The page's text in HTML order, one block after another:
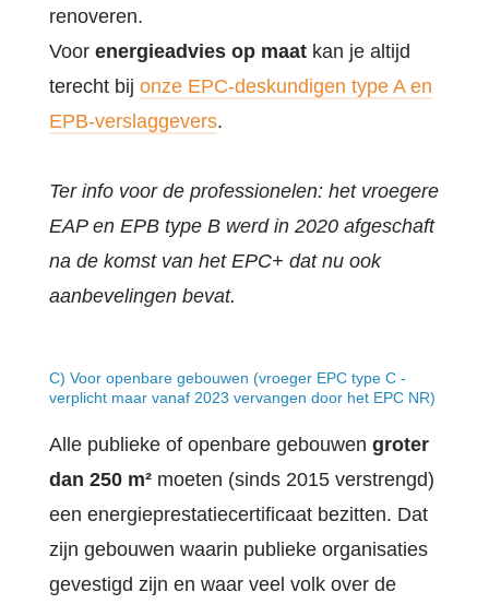
renoveren.
Voor energieadvies op maatkan je altijd
terecht bij onze EPC-deskundigen type A en
EPB-verslaggevers.
Ter info voor de professionelen: het vroegere
EAP en EPB type B werd in 2020 afgeschaft
na de komst van het EPC+ dat nu ook
aanbevelingen bevat.
C) Voor openbare gebouwen (vroeger EPC type C -
verplicht maar vanaf 2023 vervangen door het EPC NR)
Alle publieke of openbare gebouwen groter
dan 250 m²moeten (sinds 2015 verstrengd)
een energieprestatiecertificaat bezitten. Dat
zijn gebouwen waarin publieke organisaties
gevestigd zijn en waar veel volk over de